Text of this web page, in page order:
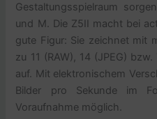
Gestaltungsspielraum
und M. Die Z5II macht bei
gute Figur: Sie zeichnet mit
zu 11 (RAW), 14 (JPEG)
auf. Mit elektronischem
Bilder pro Sekunde im
Voraufnahme möglich.